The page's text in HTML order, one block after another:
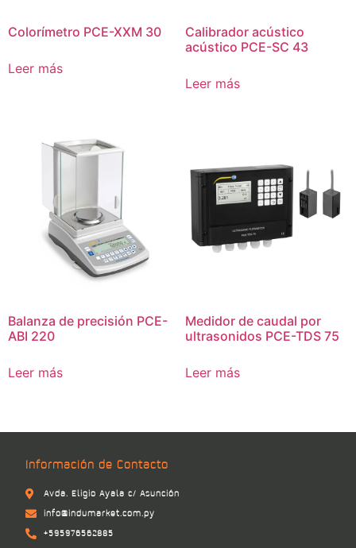
Colorímetro PCE-XXM 30
Leer más
Calibrador acústico
acústico PCE-SC 43
Leer más
Balanza de precisión PCE-
ABI 220
Leer más
Medidor de caudal por
ultrasonidos PCE-TDS 75
Leer más
Información de Contacto
Avda. Eligio Ayala c/ Asunción
info@indumarket.com.py
+595976562885